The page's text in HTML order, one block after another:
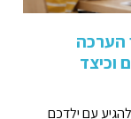
הערכה
וכיצד
עם ילדכם